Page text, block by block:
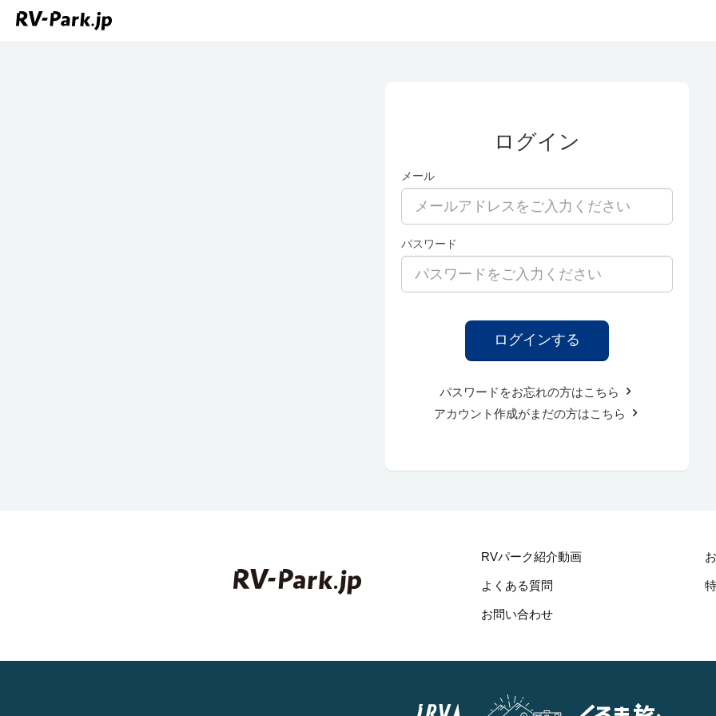
ログイン
メール
パスワード
パスワードをお忘れの方はこちら
アカウント作成がまだの方はこちら
RVパーク紹介動画
よくある質問
お問い合わせ